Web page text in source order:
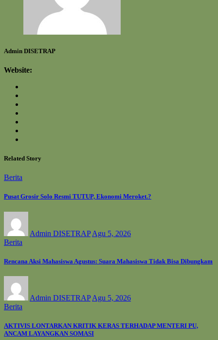
Admin DISETRAP
Website:
Related Story
Berita
Pusat Grosir Solo Resmi TUTUP, Ekonomi Meroket.?
Admin DISETRAP Agu 5, 2026
Berita
Rencana Aksi Mahasiswa Agustus: Suara Mahasiswa Tidak Bisa Dibungkam
Admin DISETRAP Agu 5, 2026
Berita
AKTIVIS LONTARKAN KRITIK KERAS TERHADAP MENTERI PU,
ANCAM LAYANGKAN SOMASI